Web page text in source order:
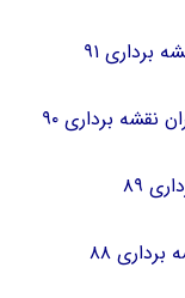
برداری ۹۱
نقشه برداری ۹۰
۸۹
۸۸